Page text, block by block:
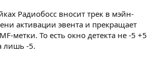
Радиобосс вносит трек в мэйн-
активации эвента и прекращает
метки. То есть окно детекта не -5 +5
лишь -5.